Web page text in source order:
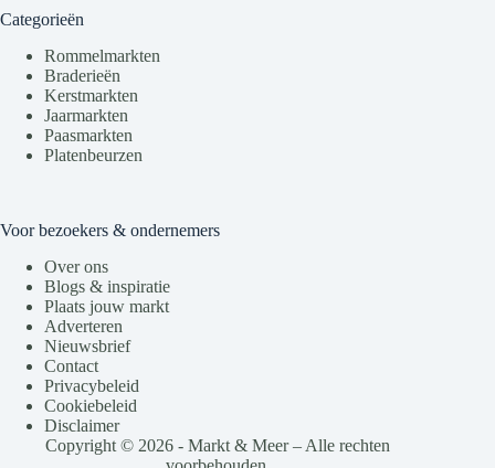
Categorieën
Rommelmarkten
Braderieën
Kerstmarkten
Jaarmarkten
Paasmarkten
Platenbeurzen
Voor bezoekers & ondernemers
Over ons
Blogs & inspiratie
Plaats jouw markt
Adverteren
Nieuwsbrief
Contact
Privacybeleid
Cookiebeleid
Disclaimer
Copyright © 2026 - Markt & Meer – Alle rechten